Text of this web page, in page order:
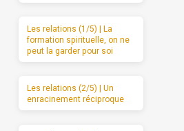
Les relations (1/5) | La
formation spirituelle, on ne
peut la garder pour soi
Les relations (2/5) | Un
enracinement réciproque